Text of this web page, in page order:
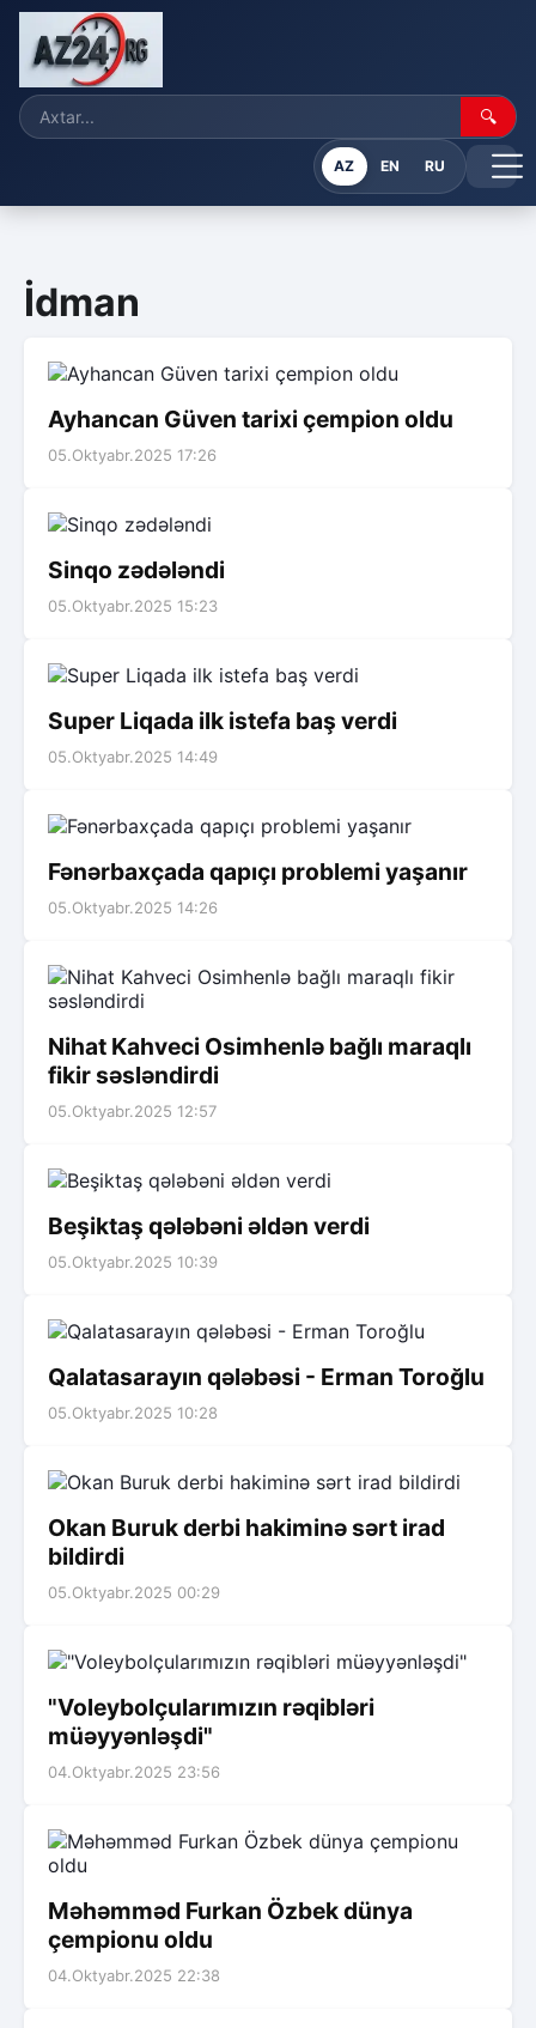
🔍
AZ EN RU
İdman
Ayhancan Güven tarixi çempion oldu
05.Oktyabr.2025 17:26
Sinqo zədələndi
05.Oktyabr.2025 15:23
Super Liqada ilk istefa baş verdi
05.Oktyabr.2025 14:49
Fənərbaxçada qapıçı problemi yaşanır
05.Oktyabr.2025 14:26
Nihat Kahveci Osimhenlə bağlı maraqlı
fikir səsləndirdi
05.Oktyabr.2025 12:57
Beşiktaş qələbəni əldən verdi
05.Oktyabr.2025 10:39
Qalatasarayın qələbəsi - Erman Toroğlu
05.Oktyabr.2025 10:28
Okan Buruk derbi hakiminə sərt irad
bildirdi
05.Oktyabr.2025 00:29
"Voleybolçularımızın rəqibləri
müəyyənləşdi"
04.Oktyabr.2025 23:56
Məhəmməd Furkan Özbek dünya
çempionu oldu
04.Oktyabr.2025 22:38